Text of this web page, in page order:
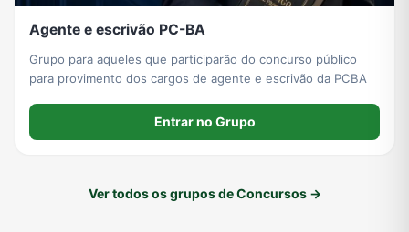
Agente e escrivão PC-BA
Grupo para aqueles que participarão do concurso público
para provimento dos cargos de agente e escrivão da PCBA
Entrar no Grupo
Ver todos os grupos de Concursos →